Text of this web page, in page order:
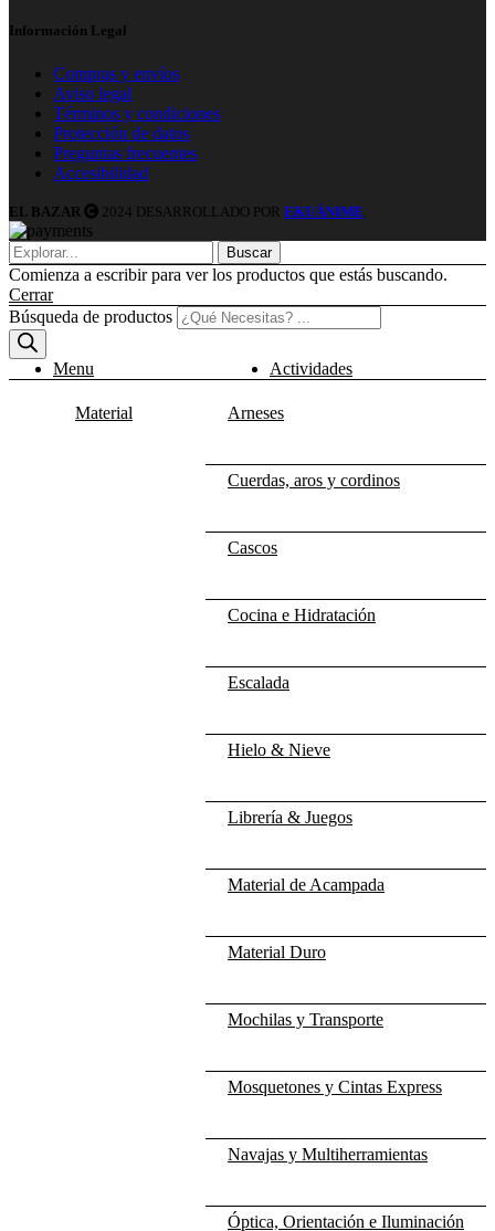
Información Legal
Compras y envíos
Aviso legal
Términos y condiciones
Protección de datos
Preguntas frecuentes
Accesibilidad
EL BAZAR 2024 DESARROLLADO POR EKUÁNIME
Buscar
Comienza a escribir para ver los productos que estás buscando.
Cerrar
Búsqueda de productos
Menu Actividades
Material Arneses
Cuerdas, aros y cordinos
Cascos
Cocina e Hidratación
Escalada
Hielo & Nieve
Librería & Juegos
Material de Acampada
Material Duro
Mochilas y Transporte
Mosquetones y Cintas Express
Navajas y Multiherramientas
Óptica, Orientación e Iluminación